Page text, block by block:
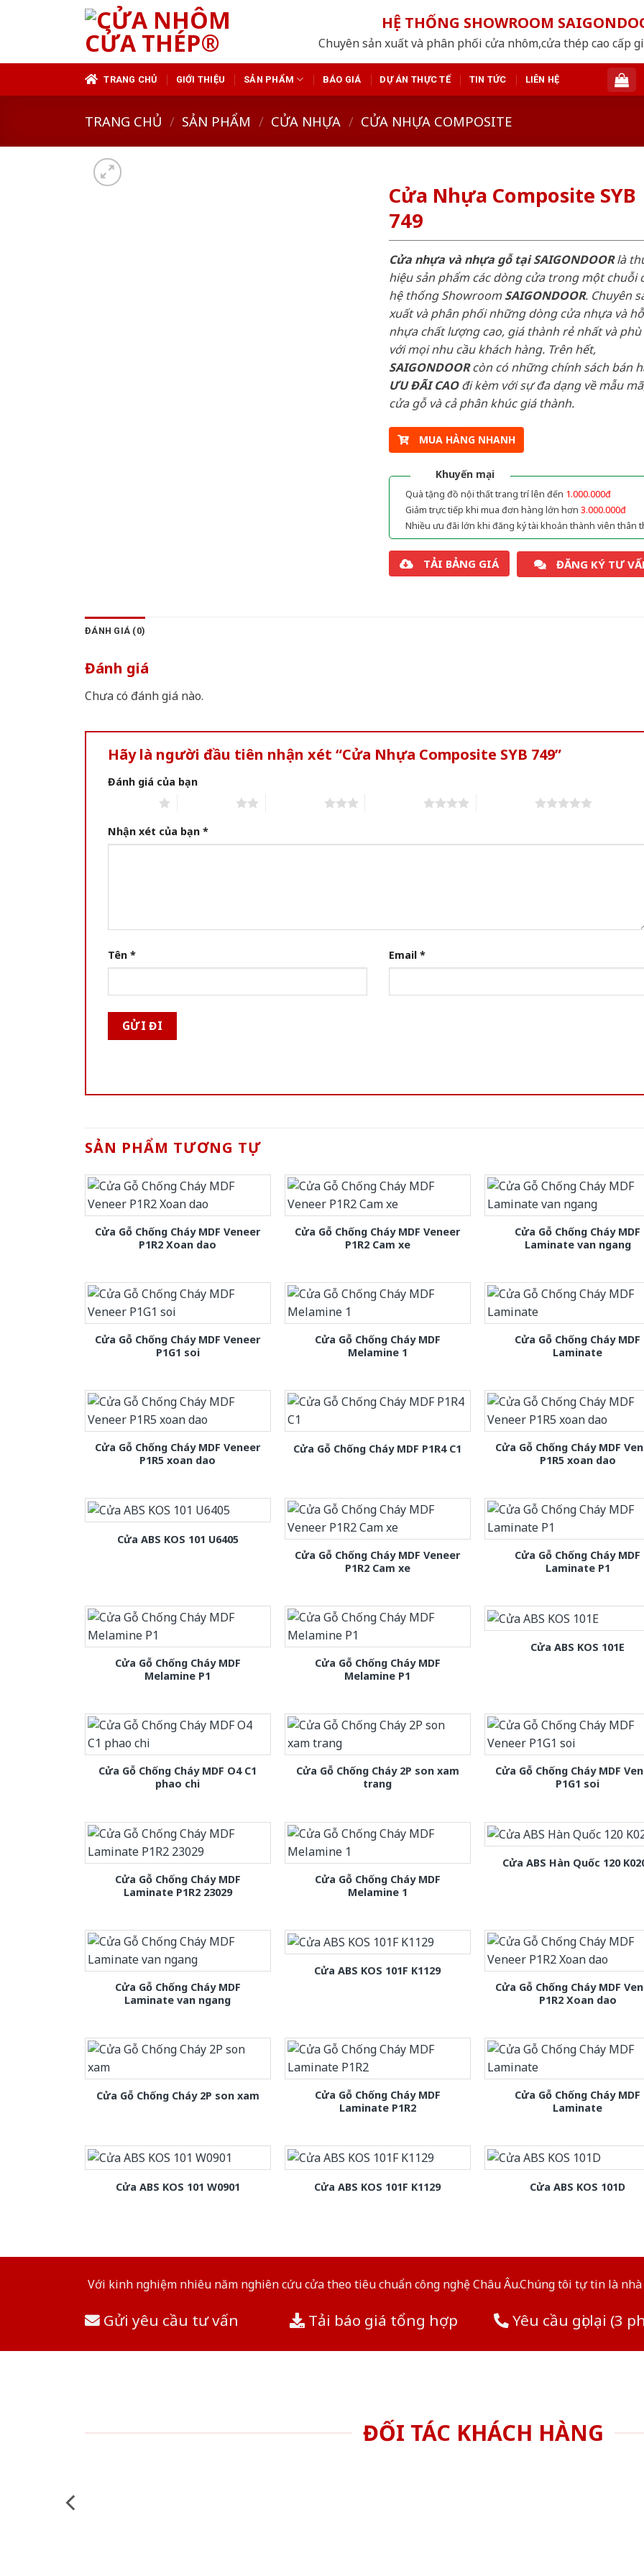
HỆ THỐNG SHOWROOM
Chuyên sản xuất và phân phối cửa nhôm,cửa thép cao cấp
TRANG CHỦ GIỚI THIỆU SẢN PHẨM BÁO GIÁ DỰ ÁN THỰC TẾ TIN TỨC LIÊN HỆ
TRANG CHỦ / SẢN PHẨM / CỬA NHỰA / CỬA NHỰA COMPOSITE
Cửa Nhựa Composite SYB
749
Cửa nhựa và nhựa gỗ tại SAIGONDOORlà
hiệu sản phẩm các dòng cửa trong một chuỗi
hệ thống ShowroomSAIGONDOOR. Chuyên
xuất và phân phối những dòng cửa nhựa và
nhựa chất lượng cao, giá thành rẻ nhất và
với mọi nhu cầu khách hàng. Trên hết,
SAIGONDOORcòn có những chính sách bán
ƯU ĐÃI CAOđi kèm với sự đa dạng về mẫu
cửa gỗ và cả phân khúc giá thành.
MUA HÀNG NHANH
Khuyến mại
Quà tặng đồ nội thất trang trí lên đến 1.000.000đ
Giảm trực tiếp khi mua đơn hàng lớn hơn 3.000.000đ
Nhiều ưu đãi lớn khi đăng ký tài khoản thành viên thân
TẢI BẢNG GIÁ ĐĂNG KÝ TƯ
ĐÁNH GIÁ (0)
Đánh giá
Chưa có đánh giá nào.
Hãy là người đầu tiên nhận xét “Cửa Nhựa Composite SYB 749”
Đánh giá của bạn
Nhận xét của bạn *
Tên * Email *
SẢN PHẨM TƯƠNG TỰ
Cửa Gỗ Chống Cháy MDF Veneer
P1R2 Xoan dao
Cửa Gỗ Chống Cháy MDF Veneer
P1R2 Cam xe
Cửa Gỗ Chống Cháy MDF
Laminate van ngang
Cửa Gỗ Chống Cháy MDF Veneer
P1G1 soi
Cửa Gỗ Chống Cháy MDF
Melamine 1
Cửa Gỗ Chống Cháy MDF
Laminate
Cửa Gỗ Chống Cháy MDF Veneer
P1R5 xoan dao
Cửa Gỗ Chống Cháy MDF P1R4 C1
Cửa Gỗ Chống Cháy MDF
P1R5 xoan dao
Cửa ABS KOS 101 U6405
Cửa Gỗ Chống Cháy MDF Veneer
P1R2 Cam xe
Cửa Gỗ Chống Cháy MDF
Laminate P1
Cửa Gỗ Chống Cháy MDF
Melamine P1
Cửa Gỗ Chống Cháy MDF
Melamine P1
Cửa ABS KOS 101E
Cửa Gỗ Chống Cháy MDF O4 C1
phao chi
Cửa Gỗ Chống Cháy 2P son xam
trang
Cửa Gỗ Chống Cháy MDF
P1G1 soi
Cửa Gỗ Chống Cháy MDF
Laminate P1R2 23029
Cửa Gỗ Chống Cháy MDF
Melamine 1
Cửa ABS Hàn Quốc 120
Cửa Gỗ Chống Cháy MDF
Laminate van ngang
Cửa ABS KOS 101F K1129
Cửa Gỗ Chống Cháy MDF
P1R2 Xoan dao
Cửa Gỗ Chống Cháy 2P son xam
Cửa Gỗ Chống Cháy MDF
Laminate P1R2
Cửa Gỗ Chống Cháy MDF
Laminate
Cửa ABS KOS 101 W0901 Cửa ABS KOS 101F K1129 Cửa ABS KOS 101D
Với kinh nghiệm nhiêu năm nghiên cứu cửa theo tiêu chuẩn công nghệ Châu Âu.Chúng tôi tự tin là
Gửi yêu cầu tư vấn Tải báo giá tổng hợp Yêu cầu gọi lại (3
ĐỐI TÁC KHÁCH HÀNG